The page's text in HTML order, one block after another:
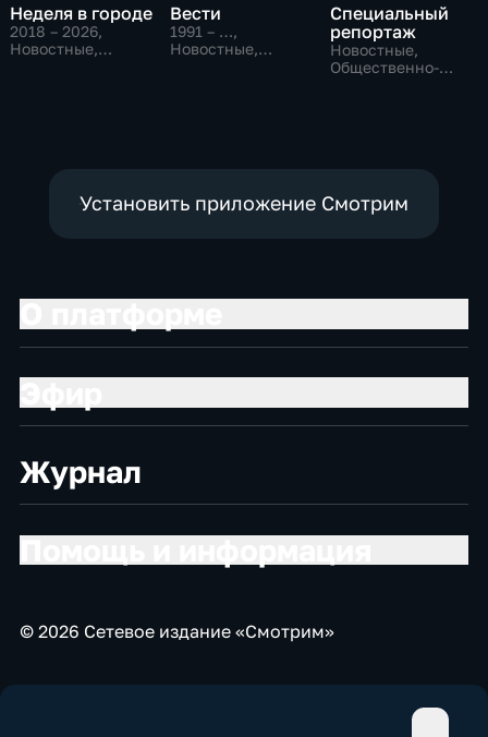
Неделя в городе
2018 – 2026,
Новостные,
Вести
1991 – …,
Новостные,
Специальный
репортаж
Новостные,
Общественно-
Установить приложение Смотрим
Журнал
© 2026 Сетевое издание «Смотрим»